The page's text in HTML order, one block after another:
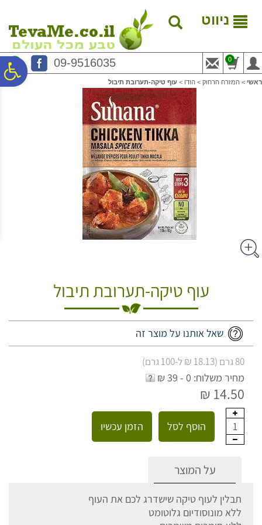
נגישות
המרכזי
ניווט
09-9516035 0
ראשי > המזרח הרחוק > הודו > עוף טיקה-תערובת תיבול
עוף טיקה-תערובת תיבול
שאל אותנו על מוצר זה
80 גרם (18.13 ₪ ל-100 גרם)
מחיר משלוח: 0 - 39 ₪
14.50 ₪
1 הוסף לסל הזמן עכשיו
על המוצר
תבלין לעוף טיקה שישדרג לכם את העוף
ללא מונוסודיום גלוטומט